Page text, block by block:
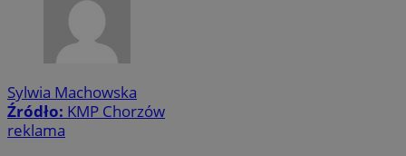
Sylwia Machowska
Źródło: KMP Chorzów
reklama